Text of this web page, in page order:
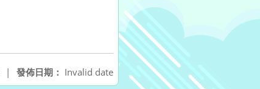
發佈日期： Invalid date
|